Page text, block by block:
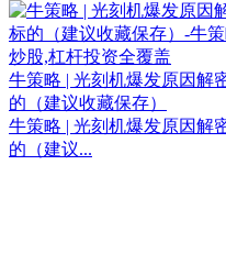
牛策略 | 光刻机爆发原因解
的（建议收藏保存）
牛策略 | 光刻机爆发原因解
的（建议...